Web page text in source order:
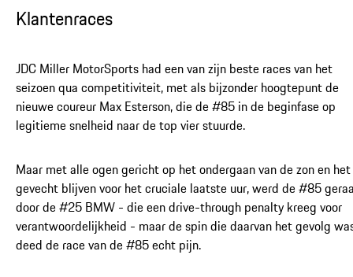
Klantenraces
JDC Miller MotorSports had een van zijn beste races van het
seizoen qua competitiviteit, met als bijzonder hoogtepunt de
nieuwe coureur Max Esterson, die de #85 in de beginfase op
legitieme snelheid naar de top vier stuurde.
Maar met alle ogen gericht op het ondergaan van de zon en
gevecht blijven voor het cruciale laatste uur, werd de #85
door de #25 BMW - die een drive-through penalty kreeg voor
verantwoordelijkheid - maar de spin die daarvan het gevolg
deed de race van de #85 echt pijn.